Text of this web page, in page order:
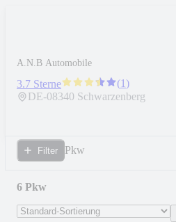
A.N.B Automobile
3.7 Sterne (1)
DE-08340 Schwarzenberg
Filter Pkw
6 Pkw